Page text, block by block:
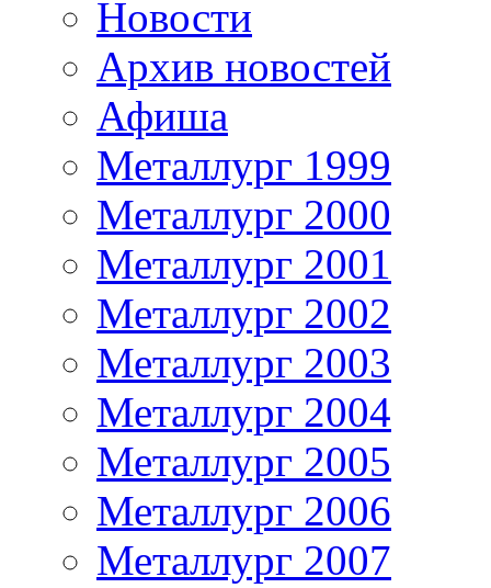
Новости
Архив новостей
Афиша
Металлург 1999
Металлург 2000
Металлург 2001
Металлург 2002
Металлург 2003
Металлург 2004
Металлург 2005
Металлург 2006
Металлург 2007